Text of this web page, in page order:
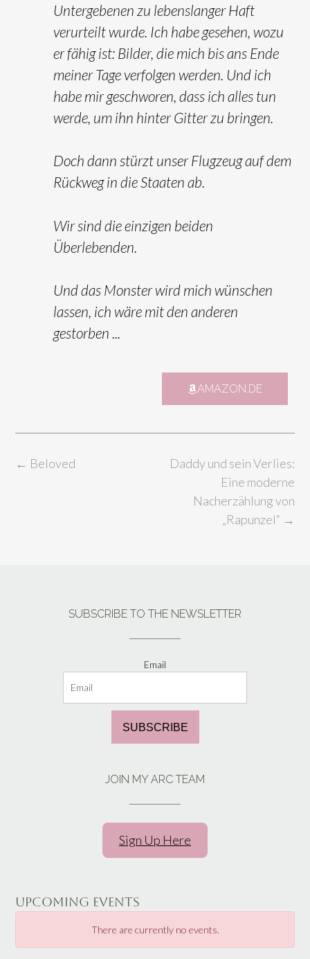
Untergebenen zu lebenslanger Haft
verurteilt wurde. Ich habe gesehen, wozu
er fähig ist: Bilder, die mich bis ans Ende
meiner Tage verfolgen werden. Und ich
habe mir geschworen, dass ich alles tun
werde, um ihn hinter Gitter zu bringen.
Doch dann stürzt unser Flugzeug auf dem
Rückweg in die Staaten ab.
Wir sind die einzigen beiden
Überlebenden.
Und das Monster wird mich wünschen
lassen, ich wäre mit den anderen
gestorben ...
AMAZON.DE
Daddy und sein Verlies:
Eine moderne
Nacherzählung von
„Rapunzel“ →
← Beloved
SUBSCRIBE TO THE NEWSLETTER
Email
SUBSCRIBE
JOIN MY ARC TEAM
Sign Up Here
UPCOMING EVENTS
There are currently no events.